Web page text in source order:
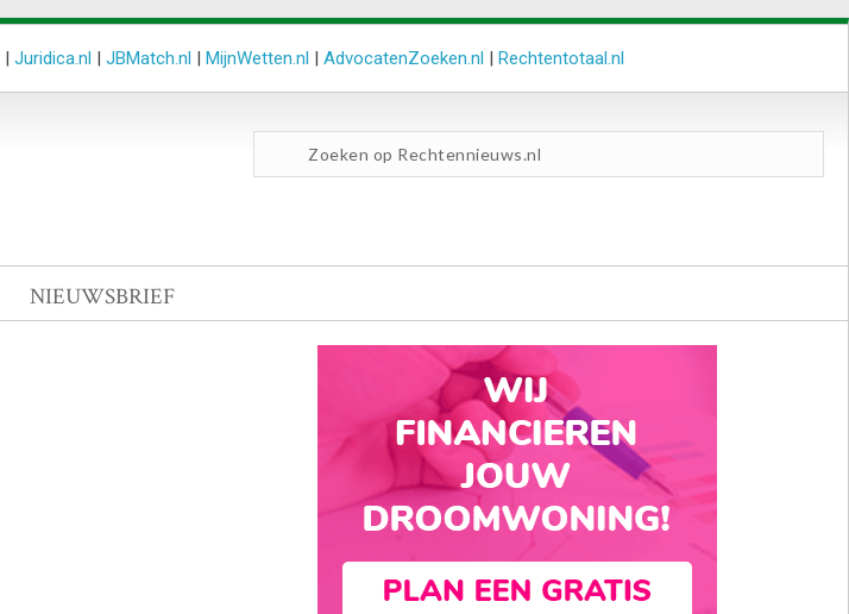
| Juridica.nl | JBMatch.nl | MijnWetten.nl | AdvocatenZoeken.nl | Rechtentotaal.nl
NIEUWSBRIEF